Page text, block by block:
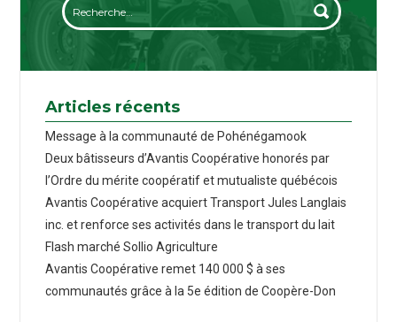
Articles récents
Message à la communauté de Pohénégamook
Deux bâtisseurs d’Avantis Coopérative honorés par
l’Ordre du mérite coopératif et mutualiste québécois
Avantis Coopérative acquiert Transport Jules Langlais
inc. et renforce ses activités dans le transport du lait
Flash marché Sollio Agriculture
Avantis Coopérative remet 140 000 $ à ses
communautés grâce à la 5e édition de Coopère-Don